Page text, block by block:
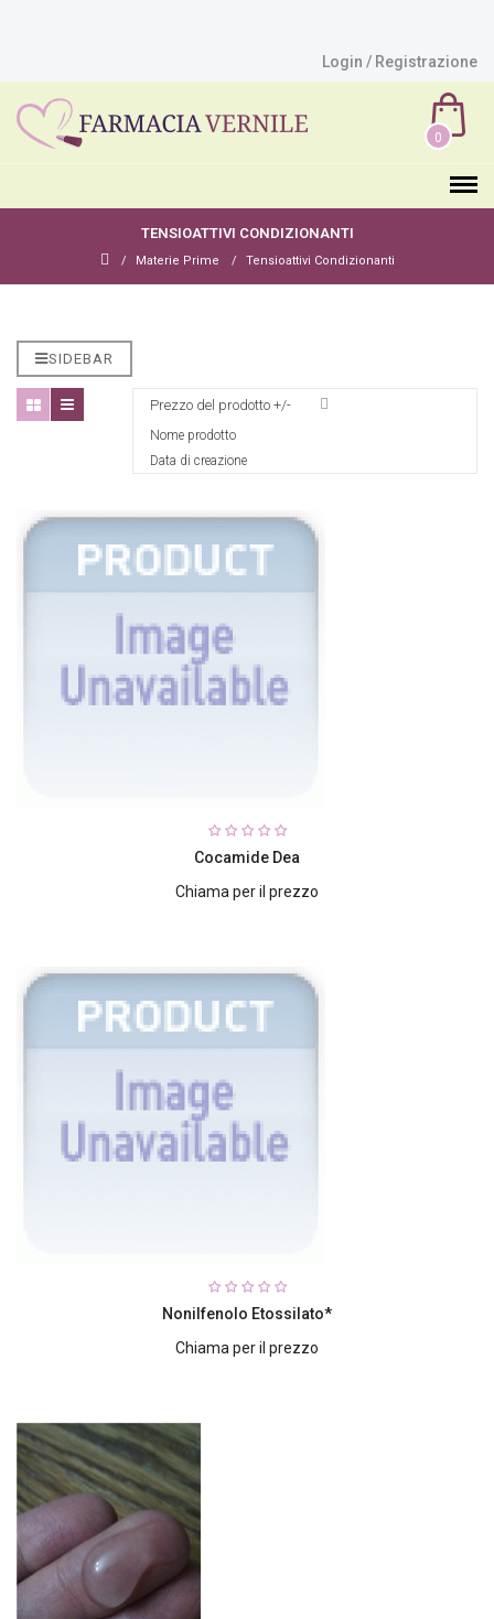
Login / Registrazione
0
TENSIOATTIVI CONDIZIONANTI
Materie Prime Tensioattivi Condizionanti
SIDEBAR
Prezzo del prodotto +/-
Nome prodotto
Data di creazione
Cocamide Dea
Chiama per il prezzo
Nonilfenolo Etossilato*
Chiama per il prezzo